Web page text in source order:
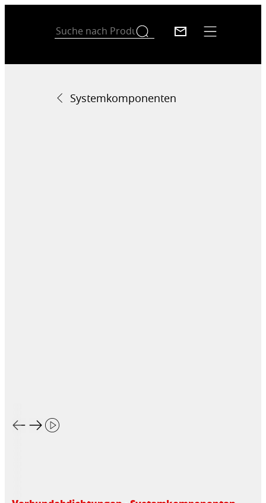
Systemkomponenten